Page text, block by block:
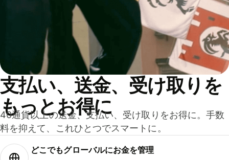
支払い、送金、受け取りを
もっとお得に
40通貨以上の送金、支払い、受け取りをお得に。手数
料を抑えて、これひとつでスマートに。
どこでもグ⁠ロ⁠ー⁠バ⁠ルにお金を管理